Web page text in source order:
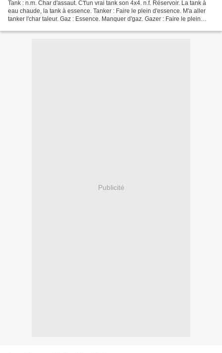
Tank : n.m. Char d'assaut. C't'un vrai tank son 4x4. n.f. Réservoir. La tank à
eau chaude, la tank à essence. Tanker : Faire le plein d'essence. M'a aller
tanker l'char taleur. Gaz : Essence. Manquer d'gaz. Gazer : Faire le plein
Publicité